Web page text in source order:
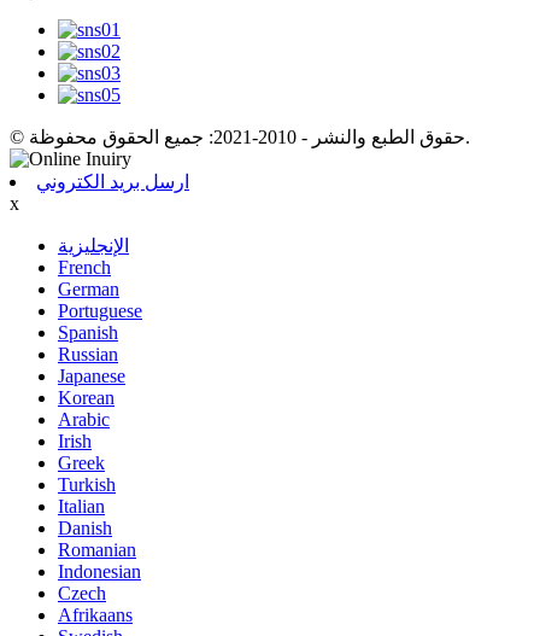
© حقوق الطبع والنشر - 2010-2021: جميع الحقوق محفوظة.
ارسل بريد الكتروني
x
الإنجليزية
French
German
Portuguese
Spanish
Russian
Japanese
Korean
Arabic
Irish
Greek
Turkish
Italian
Danish
Romanian
Indonesian
Czech
Afrikaans